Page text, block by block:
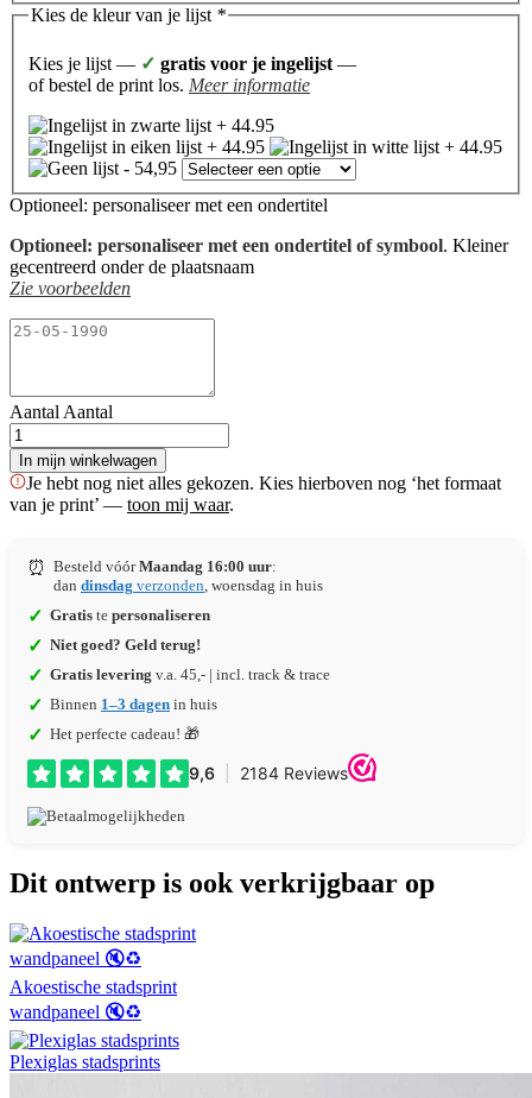
Kies de kleur van je lijst *
Kies je lijst — ✓ gratis voor je ingelijst —
of bestel de print los. Meer informatie
Optioneel: personaliseer met een ondertitel
Optioneel: personaliseer met een ondertitel of symbool. Kleiner
gecentreerd onder de plaatsnaam
Zie voorbeelden
Aantal Aantal
In mijn winkelwagen
Je hebt nog niet alles gekozen. Kies hierboven nog ‘het formaat
van je print’ — toon mij waar.
⏰ Besteld vóórMaandag 16:00 uur:
dan dinsdag verzonden , woensdag in huis
✓ Gratis te personaliseren
✓ Niet goed? Geld terug!
✓ Gratis levering v.a. 45,- | incl. track & trace
✓ Binnen 1–3 dagen in huis
✓ Het perfecte cadeau! 🎁
Dit ontwerp is ook verkrijgbaar op
Akoestische stadsprint
wandpaneel 🔇♻️
Plexiglas stadsprints